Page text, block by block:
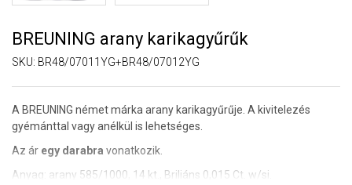
BREUNING arany karikagyűrűk
SKU: BR48/07011YG+BR48/07012YG
A BREUNING német márka arany karikagyűrűje. A kivitelezés
gyémánttal vagy anélkül is lehetséges.
Az ár egy darabra vonatkozik.
Anyag: arany 585/1000, 14 kt., Briliáns 0,015 Ct. w/si.